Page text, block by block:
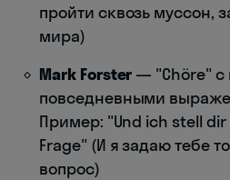
пройти сквозь муссон,
мира)
Mark Forster — "Chöre" с
повседневными
Пример: "Und ich stell dir
Frage" (И я задаю тебе
вопрос)